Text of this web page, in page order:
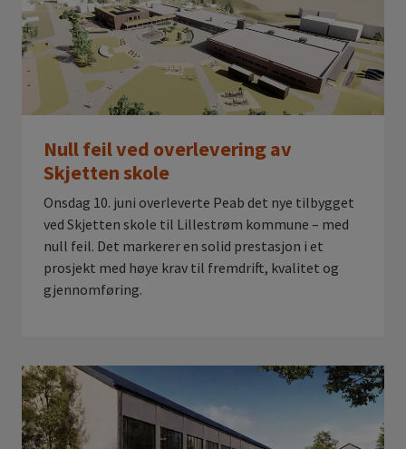
Null feil ved overlevering av
Skjetten skole
Onsdag 10. juni overleverte Peab det nye tilbygget
ved Skjetten skole til Lillestrøm kommune – med
null feil. Det markerer en solid prestasjon i et
prosjekt med høye krav til fremdrift, kvalitet og
gjennomføring.